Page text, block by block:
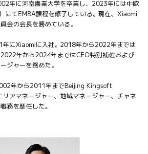
年に河南農業大学を卒業し、2023年には中欧
にてEMBA課程を修了している。現在、Xiaomi
会の会長を務めている。
にXiaomiに入社。2018年から2022年までは
年から2024年まではCEO特別補佐および
ジャーを務めた。
年から2011年までBeijing Kingsoft
アマネージャー、地域マネージャー、チャネ
務を歴任した。